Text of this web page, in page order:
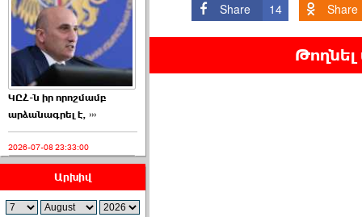
ԿԸՀ-ն իր որոշմամբ
արձանագրել է, ›››
2026-07-08 23:33:00
Արխիվ
Share 14 Share
Թողնել